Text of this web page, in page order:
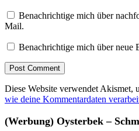
Benachrichtige mich über
Mail.
Benachrichtige mich über neue
Diese Website verwendet Akismet,
wie deine Kommentardaten
(Werbung) Oysterbek –